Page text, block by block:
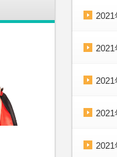
2021
2021
2021
2021
2021